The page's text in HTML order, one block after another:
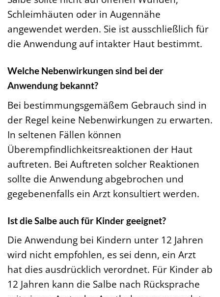
Schleimhäuten oder in Augennähe
angewendet werden. Sie ist ausschließlich für
die Anwendung auf intakter Haut bestimmt.
Welche Nebenwirkungen sind bei der
Anwendung bekannt?
Bei bestimmungsgemäßem Gebrauch sind in
der Regel keine Nebenwirkungen zu erwarten.
In seltenen Fällen können
Überempfindlichkeitsreaktionen der Haut
auftreten. Bei Auftreten solcher Reaktionen
sollte die Anwendung abgebrochen und
gegebenenfalls ein Arzt konsultiert werden.
Ist die Salbe auch für Kinder geeignet?
Die Anwendung bei Kindern unter 12 Jahren
wird nicht empfohlen, es sei denn, ein Arzt
hat dies ausdrücklich verordnet. Für Kinder ab
12 Jahren kann die Salbe nach Rücksprache